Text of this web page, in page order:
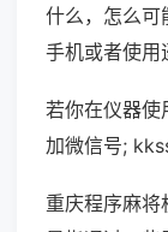
什么，怎么可
手机或者使用
若你在仪器使
加微信号;
重庆程序麻